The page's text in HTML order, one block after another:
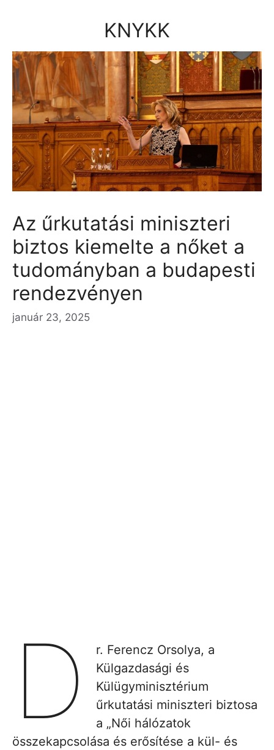
KNYKK
Az űrkutatási miniszteri
biztos kiemelte a nőket a
tudományban a budapesti
rendezvényen
január 23, 2025
D
r. Ferencz Orsolya, a
Külgazdasági és
Külügyminisztérium
űrkutatási miniszteri biztosa
a „Női hálózatok
összekapcsolása és erősítése a kül- és